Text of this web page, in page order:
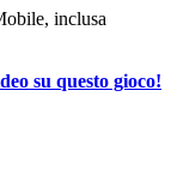
inclusa
su questo gioco!